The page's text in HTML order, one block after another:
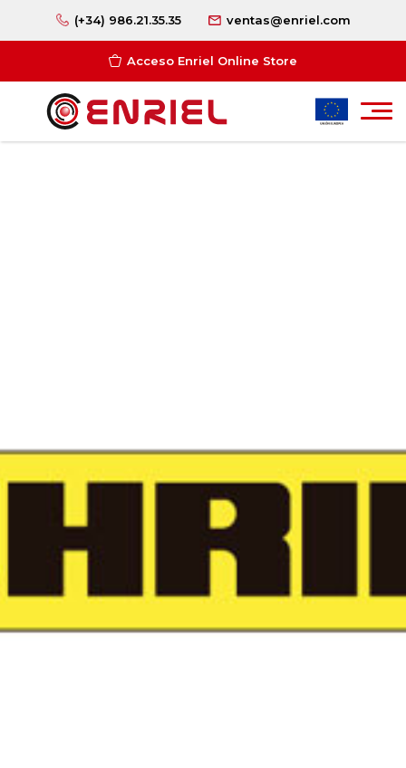
(+34) 986.21.35.35 ventas@enriel.com
Acceso Enriel Online Store